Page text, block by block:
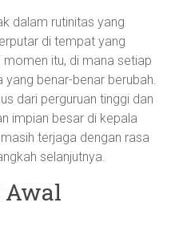
dalam rutinitas yang
di tempat yang
itu, di mana setiap
benar-benar berubah.
dari perguruan tinggi dan
impian besar di kepala
terjaga dengan rasa
selanjutnya.
Awal